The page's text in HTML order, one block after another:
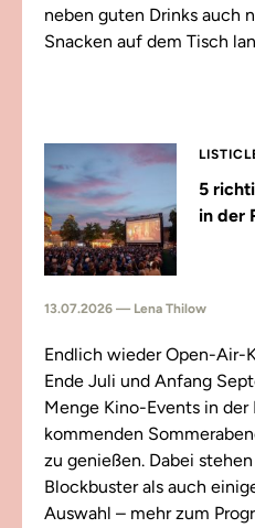
neben guten Drinks auch
Snacken auf dem Tisch
5
in der
13.07.2026 — Lena Thilow
Endlich wieder Open-Air-
Ende Juli und Anfang
Menge Kino-Events in
kommenden
zu genießen. Dabei
Blockbuster als auch
Auswahl – mehr zum